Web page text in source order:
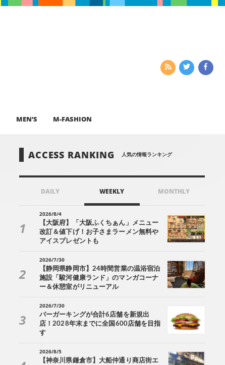
MEN’S M-FASHION
ACCESS RANKING 人気の情報ランキング
DAILY WEEKLY MONTHLY
2026/8/4
【大阪府】「大阪ふくちぁん」メニュー
改訂＆値下げ！お子さまラーメン無料や
アイスプレゼントも
2026/7/30
【静岡県静岡市】24時間営業の温浴宿泊
施設「駿河健康ランド」のマンガコーナ
ー＆休憩室がリニューアル
2026/7/30
バーガーキングが合計6店舗を新規出
店！2028年末までに全国600店舗を目指
す
2026/8/5
【神奈川県鎌倉市】大船仲通り商店街エ